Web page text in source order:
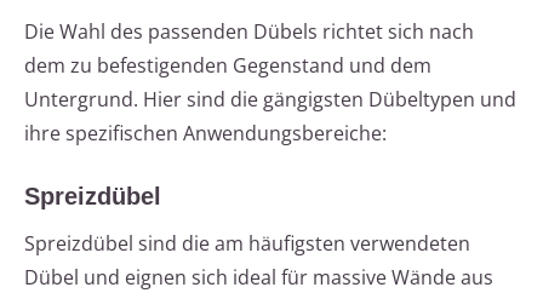
Die Wahl des passenden Dübels richtet sich nach
dem zu befestigenden Gegenstand und dem
Untergrund. Hier sind die gängigsten Dübeltypen und
ihre spezifischen Anwendungsbereiche:
Spreizdübel
Spreizdübel sind die am häufigsten verwendeten
Dübel und eignen sich ideal für massive Wände aus